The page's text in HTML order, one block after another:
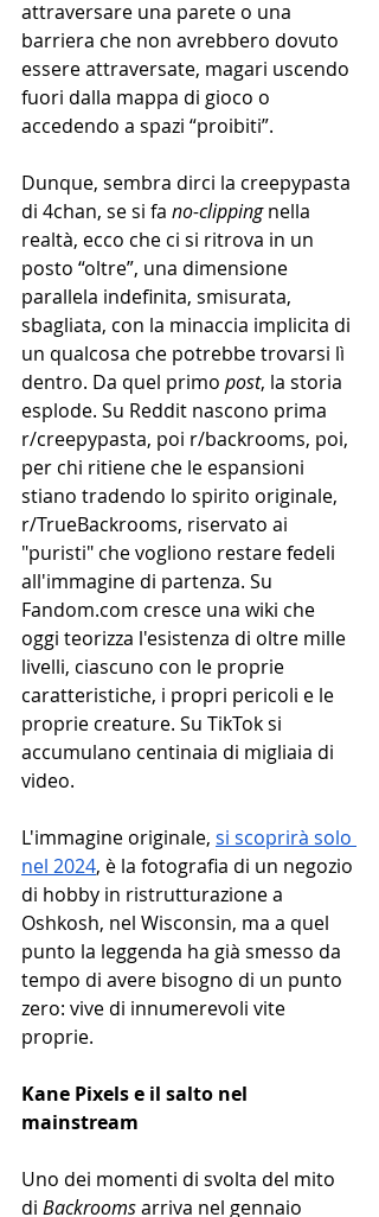
attraversare una parete o una
barriera che non avrebbero dovuto
essere attraversate, magari uscendo
fuori dalla mappa di gioco o
accedendo a spazi “proibiti”.
Dunque, sembra dirci la creepypasta
di 4chan, se si fa no-clipping nella
realtà, ecco che ci si ritrova in un
posto “oltre”, una dimensione
parallela indefinita, smisurata,
sbagliata, con la minaccia implicita di
un qualcosa che potrebbe trovarsi lì
dentro. Da quel primo post, la storia
esplode. Su Reddit nascono prima
r/creepypasta, poi r/backrooms, poi,
per chi ritiene che le espansioni
stiano tradendo lo spirito originale,
r/TrueBackrooms, riservato ai
"puristi" che vogliono restare fedeli
all'immagine di partenza. Su
Fandom.com cresce una wiki che
oggi teorizza l'esistenza di oltre mille
livelli, ciascuno con le proprie
caratteristiche, i propri pericoli e le
proprie creature. Su TikTok si
accumulano centinaia di migliaia di
video.
L'immagine originale, si scoprirà solo
nel 2024, è la fotografia di un negozio
di hobby in ristrutturazione a
Oshkosh, nel Wisconsin, ma a quel
punto la leggenda ha già smesso da
tempo di avere bisogno di un punto
zero: vive di innumerevoli vite
proprie.
Kane Pixels e il salto nel
mainstream
Uno dei momenti di svolta del mito
di Backrooms arriva nel gennaio